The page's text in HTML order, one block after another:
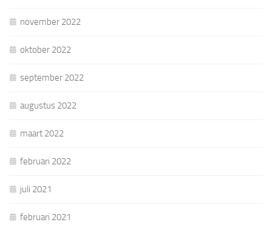
november 2022
oktober 2022
september 2022
augustus 2022
maart 2022
februari 2022
juli 2021
februari 2021